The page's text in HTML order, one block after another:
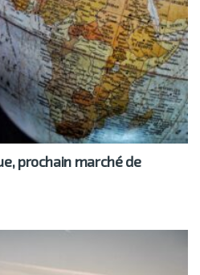
prochain marché de